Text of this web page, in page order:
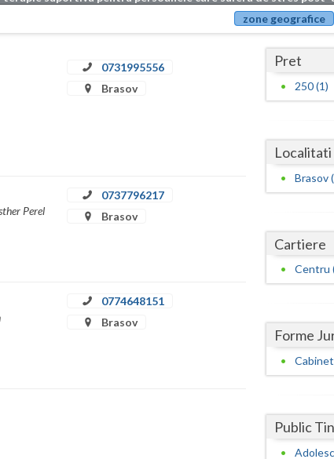
zone geografice
0731995556
Brasov
Perel
0737796217
Brasov
0774648151
Brasov
Pret
250 (1)
Localitati
Brasov
Cartiere
Centru
Forme
Public